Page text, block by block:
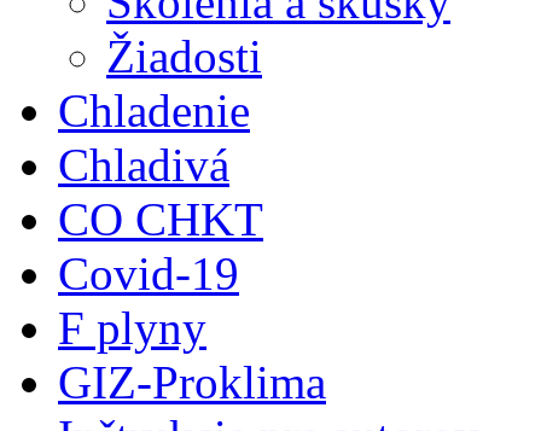
Žiadosti
Chladenie
Chladivá
CO CHKT
Covid-19
F plyny
GIZ-Proklima